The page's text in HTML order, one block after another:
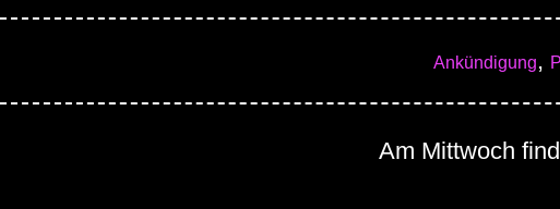
Ankündigung,
Am Mittwoch